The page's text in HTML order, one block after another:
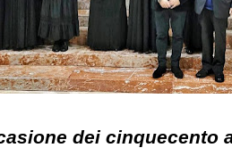
dei cinquecento